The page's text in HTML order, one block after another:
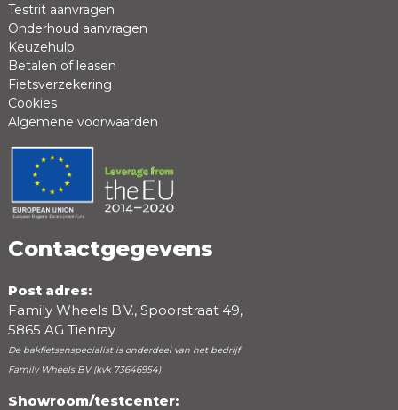
Review *
Positieve punten
Testrit aanvragen
Onderhoud aanvragen
Keuzehulp
Betalen of leasen
Fietsverzekering
Cookies
Algemene voorwaarden
Contactgegevens
Post adres:
Family Wheels B.V., Spoorstraat 49,
5865 AG Tienray
De bakfietsenspecialist is onderdeel van het bedrijf
Family Wheels BV (kvk 73646954)
Showroom/testcenter: